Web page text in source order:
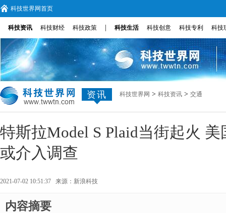
科技世界网首页
科技资讯 科技财经 科技政策 科技生活 科技创意 科技专利 科技
资讯 科技世界网 > 科技资讯 > 交通
特斯拉Model S Plaid当街起火
或介入调查
2021-07-02 10:51:37 来源： 新浪科技
内容摘要